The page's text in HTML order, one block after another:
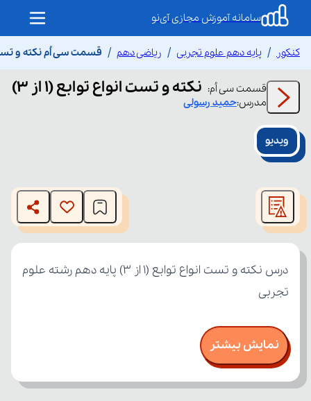
سامانه آموزش مجازی آی‌نو
کنکور پایه دهم علوم تجربی ریاضی دهم قسمت سی اُم نکته و تست
قسمت سی اُم: نکته و تست انواع توابع (۱ از ۳)
مدرس:حمید رسولی
ویدیو
modal
window.
The media could not be loaded, either because the server
or network failed or because the format is not supported.
تجربی
نمایش بیشتر